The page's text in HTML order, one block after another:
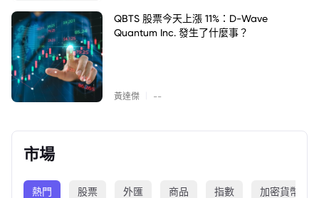
QBTS 股票今天上漲 11%：D-Wave
Quantum Inc. 發生了什麼事？
黃達傑 --
市場
熱門 股票 外匯 商品 指數 加密貨幣